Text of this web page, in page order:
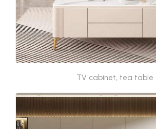
TV cabinet, tea table